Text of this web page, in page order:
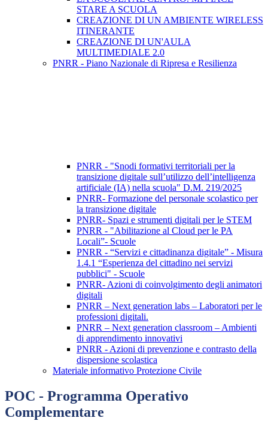
STARE A SCUOLA
CREAZIONE DI UN AMBIENTE WIRELESS
ITINERANTE
CREAZIONE DI UN'AULA
MULTIMEDIALE 2.0
PNRR - Piano Nazionale di Ripresa e Resilienza
PNRR - "Snodi formativi territoriali per la
transizione digitale sull’utilizzo dell’intelligenza
artificiale (IA) nella scuola" D.M. 219/2025
PNRR- Formazione del personale scolastico per
la transizione digitale
PNRR- Spazi e strumenti digitali per le STEM
PNRR - "Abilitazione al Cloud per le PA
Locali”- Scuole
PNRR - “Servizi e cittadinanza digitale” - Misura
1.4.1 “Esperienza del cittadino nei servizi
pubblici" - Scuole
PNRR- Azioni di coinvolgimento degli animatori
digitali
PNRR – Next generation labs – Laboratori per le
professioni digitali.
PNRR – Next generation classroom – Ambienti
di apprendimento innovativi
PNRR - Azioni di prevenzione e contrasto della
dispersione scolastica
Materiale informativo Protezione Civile
POC - Programma Operativo
Complementare